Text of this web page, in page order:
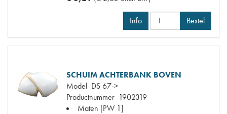
Info Bestel
SCHUIM ACHTERBANK BOVEN
Model DS 67->
Productnummer 1902319
Maten [PW 1]